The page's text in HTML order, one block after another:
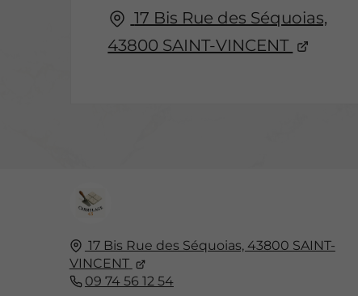
17 Bis Rue des Séquoias,
43800 SAINT-VINCENT
17 Bis Rue des Séquoias, 43800 SAINT-
VINCENT
09 74 56 12 54